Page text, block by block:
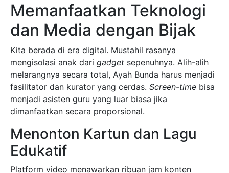
Memanfaatkan Teknologi
dan Media dengan Bijak
Kita berada di era digital. Mustahil rasanya
mengisolasi anak dari gadget sepenuhnya. Alih-alih
melarangnya secara total, Ayah Bunda harus menjadi
fasilitator dan kurator yang cerdas. Screen-time bisa
menjadi asisten guru yang luar biasa jika
dimanfaatkan secara proporsional.
Menonton Kartun dan Lagu
Edukatif
Platform video menawarkan ribuan jam konten